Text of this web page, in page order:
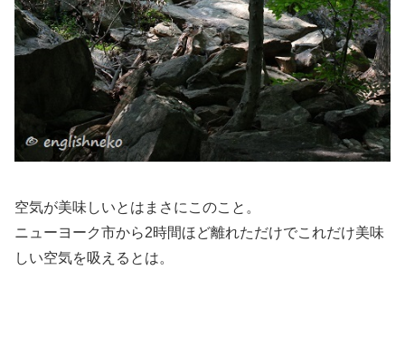
空気が美味しいとはまさにこのこと。
ニューヨーク市から2時間ほど離れただけでこれだけ美味
しい空気を吸えるとは。